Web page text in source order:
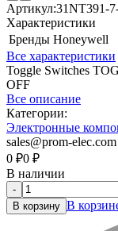
Артикул:31NT391-
Характеристики
Бренды Honeywell
Все характеристики
Toggle Switches
OFF
Все описание
Категории:
Электронные
sales@prom-elec.com
0 ₽0 ₽
В наличии
-
В корзину В